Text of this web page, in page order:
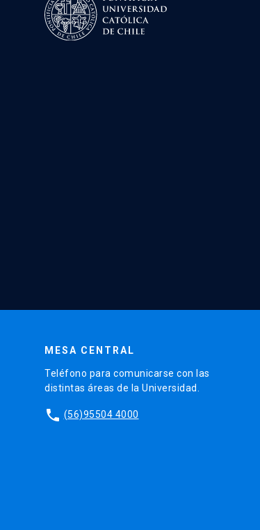
MESA CENTRAL
Teléfono para comunicarse con las
distintas áreas de la Universidad.
phone (56)95504 4000